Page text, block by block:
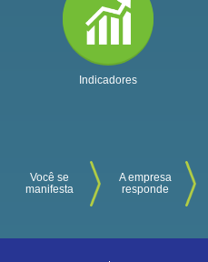
Indicadores
Você se
manifesta
A empresa
responde